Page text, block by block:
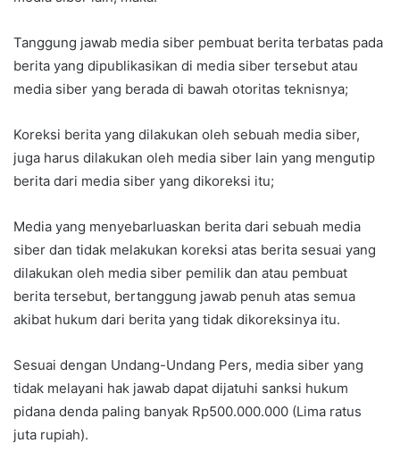
Tanggung jawab media siber pembuat berita terbatas pada
berita yang dipublikasikan di media siber tersebut atau
media siber yang berada di bawah otoritas teknisnya;
Koreksi berita yang dilakukan oleh sebuah media siber,
juga harus dilakukan oleh media siber lain yang mengutip
berita dari media siber yang dikoreksi itu;
Media yang menyebarluaskan berita dari sebuah media
siber dan tidak melakukan koreksi atas berita sesuai yang
dilakukan oleh media siber pemilik dan atau pembuat
berita tersebut, bertanggung jawab penuh atas semua
akibat hukum dari berita yang tidak dikoreksinya itu.
Sesuai dengan Undang-Undang Pers, media siber yang
tidak melayani hak jawab dapat dijatuhi sanksi hukum
pidana denda paling banyak Rp500.000.000 (Lima ratus
juta rupiah).